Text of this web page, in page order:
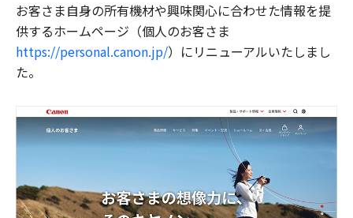
お客さま自身の所有機材や興味関心に合わせた情報を提
供するホームページ（個人のお客さま
https://personal.canon.jp/）にリニューアルいたしまし
た。